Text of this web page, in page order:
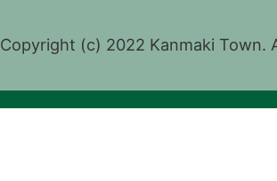
Copyright (c) 2022 Kanmaki Town.